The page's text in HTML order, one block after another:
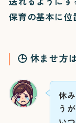
保育の基本に位
🕒 休ませ方
休
う